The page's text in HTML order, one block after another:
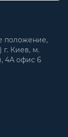
положение,
г. Киев, м.
4А офис 6